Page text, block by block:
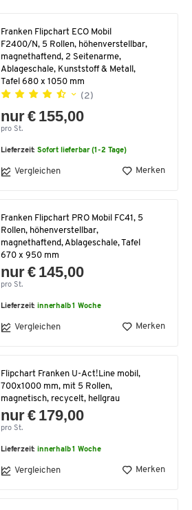
Franken Flipchart ECO Mobil
F2400/N, 5 Rollen, höhenverstellbar,
magnethaftend, 2 Seitenarme,
Ablageschale, Kunststoff & Metall,
Tafel 680 x 1050 mm
(2)
nur € 155,00
pro St.
Lieferzeit:Sofort lieferbar (1-2 Tage)
Vergleichen Merken
Franken Flipchart PRO Mobil FC41, 5
Rollen, höhenverstellbar,
magnethaftend, Ablageschale, Tafel
670 x 950 mm
nur € 145,00
pro St.
Lieferzeit:innerhalb 1 Woche
Vergleichen Merken
Flipchart Franken U-Act!Line mobil,
700x1000 mm, mit 5 Rollen,
magnetisch, recycelt, hellgrau
nur € 179,00
pro St.
Lieferzeit:innerhalb 1 Woche
Vergleichen Merken